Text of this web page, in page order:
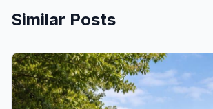
Similar Posts